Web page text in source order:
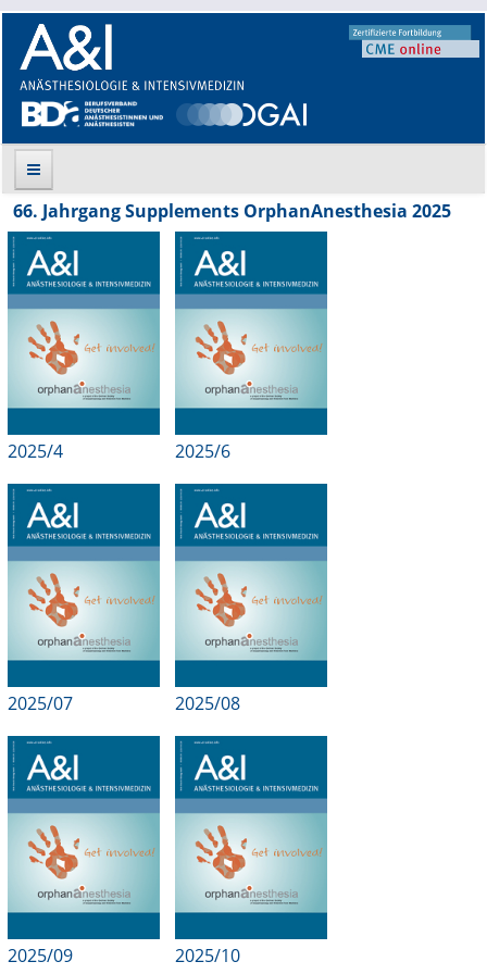
Suche
Aktuelle Ausgabe
Leitlinien
Archiv
Supplements
Supplements OrphanAnesthesia
Online First
A&I English
Mediadaten
Stellenmarkt
Kongresskalender
66. Jahrgang Supplements OrphanAnesthesia 2025
2025/4 2025/6
2025/07 2025/08
2025/09 2025/10